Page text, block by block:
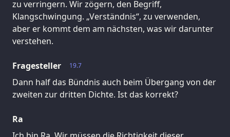
zu verringern. Wir zögern, den Begriff,
Klangschwingung. „Verständnis“, zu verwenden,
aber er kommt dem am nächsten, was wir darunter
verstehen.
19.7
Fragesteller
Dann half das Bündnis auch beim Übergang von der
zweiten zur dritten Dichte. Ist das korrekt?
Ra